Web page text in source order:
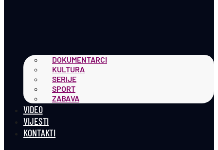
DOKUMENTARCI
KULTURA
SERIJE
SPORT
ZABAVA
VIDEO
VIJESTI
KONTAKTI